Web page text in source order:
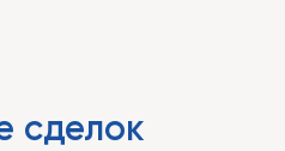
сделок